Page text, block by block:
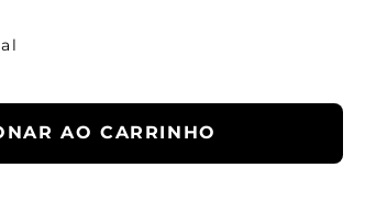
AO CARRINHO